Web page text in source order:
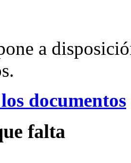
a
documentos
falta